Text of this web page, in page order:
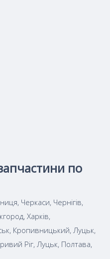
по
Черкаси, Чернігів,
Харків,
Кропивницький, Луцьк,
Ріг, Луцьк, Полтава,